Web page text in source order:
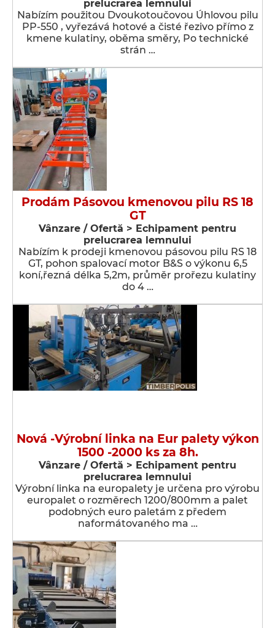
prelucrarea lemnului
Nabízím použitou Dvoukotoučovou Úhlovou pilu
PP-550 , vyřezává hotové a čisté řezivo přímo z
kmene kulatiny, oběma směry, Po technické
strán …
Prodám Pásovou kmenovou pilu RS 18
GT
Vânzare / Ofertă > Echipament pentru
prelucrarea lemnului
Nabízím k prodeji kmenovou pásovou pilu RS 18
GT, pohon spalovací motor B&S o výkonu 6,5
koní,řezná délka 5,2m, průměr prořezu kulatiny
do 4 …
Nová -Výrobní linka na Eur palety výkon
1500 -2000 ks za 8h.
Vânzare / Ofertă > Echipament pentru
prelucrarea lemnului
Výrobní linka na europalety je určena pro výrobu
europalet o rozměrech 1200/800mm a palet
podobných euro paletám z předem
naformátovaného ma …